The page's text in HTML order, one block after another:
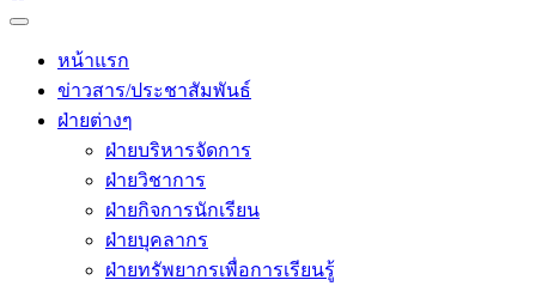
Primary
หน้าแรก
ข่าวสาร/ประชาสัมพันธ์
ฝ่ายต่างๆ
ฝ่ายบริหารจัดการ
ฝ่ายวิชาการ
ฝ่ายกิจการนักเรียน
ฝ่ายบุคลากร
ฝ่ายทรัพยากรเพื่อการเรียนรู้